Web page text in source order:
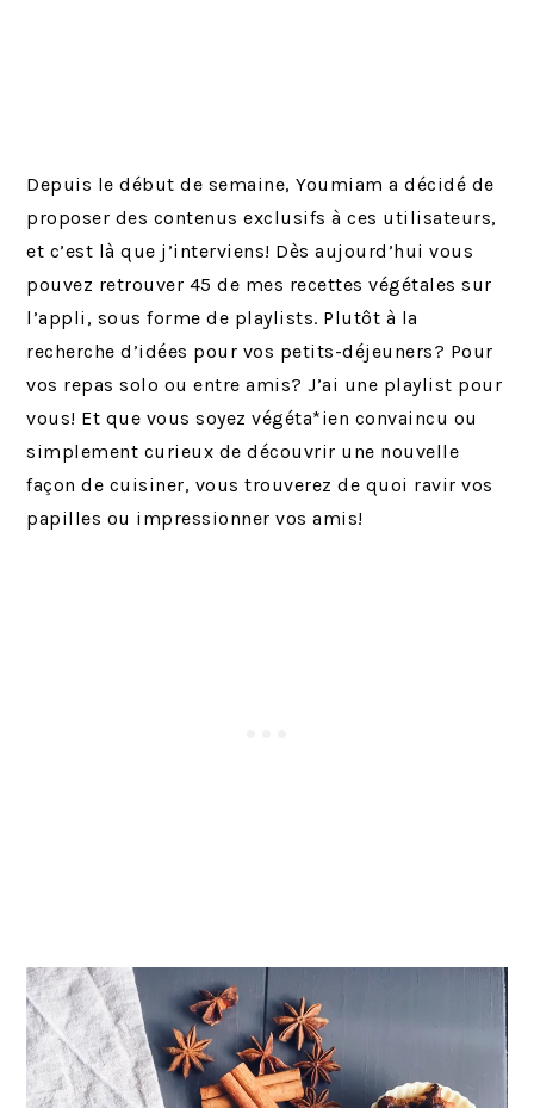
Depuis le début de semaine, Youmiam a décidé de
proposer des contenus exclusifs à ces utilisateurs,
et c’est là que j’interviens! Dès aujourd’hui vous
pouvez retrouver 45 de mes recettes végétales sur
l’appli, sous forme de playlists. Plutôt à la
recherche d’idées pour vos petits-déjeuners? Pour
vos repas solo ou entre amis? J’ai une playlist pour
vous! Et que vous soyez végéta*ien convaincu ou
simplement curieux de découvrir une nouvelle
façon de cuisiner, vous trouverez de quoi ravir vos
papilles ou impressionner vos amis!